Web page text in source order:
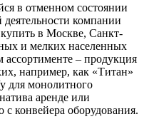
в отменном состоянии
компании
в Москве, Санкт-
и мелких населенных
– продукция
например, как «Титан»
для монолитного
аренде или
конвейера оборудования.